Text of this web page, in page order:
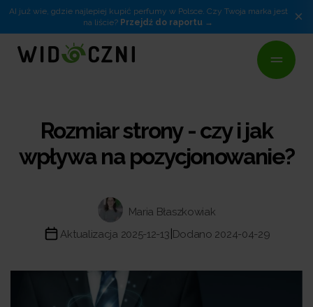
AI już wie, gdzie najlepiej kupić perfumy w Polsce. Czy Twoja marka jest
na liście? Przejdź do raportu ×
Rozmiar strony - czy i jak
wpływa na pozycjonowanie?
Maria Błaszkowiak
Aktualizacja 2025-12-13 Dodano 2024-04-29